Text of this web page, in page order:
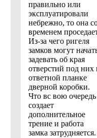
правильно или
эксплуатировали
небрежно, то она
временем
Из-за чего ригеля
замков могут
задевать об края
отверстий под них
ответной планке
дверной коробки.
Что вс вою очередь
создает
дополнительное
трение и работа
замка затрудняется.